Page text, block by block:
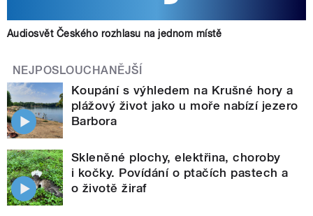
Audiosvět Českého rozhlasu na jednom místě
NEJPOSLOUCHANĚJŠÍ
Koupání s výhledem na Krušné hory a
plážový život jako u moře nabízí jezero
Barbora
Skleněné plochy, elektřina, choroby
i kočky. Povídání o ptačích pastech a
o životě žiraf